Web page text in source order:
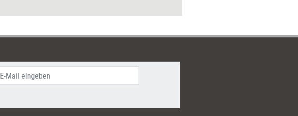
auch, welche Kraft ihr innewohnt. Dies
Transformation zu begleiten - von der
passenden Transformationsinstrumenten
editierbare Arbeitsblätter, Checklisten und